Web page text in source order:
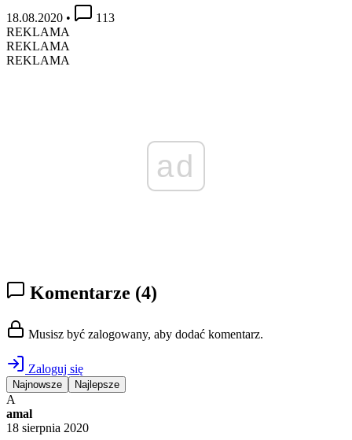
18.08.2020 •
113
REKLAMA
REKLAMA
REKLAMA
ad
Komentarze (4)
Musisz być zalogowany, aby dodać komentarz.
Zaloguj się
Najnowsze Najlepsze
A
amal
18 sierpnia 2020